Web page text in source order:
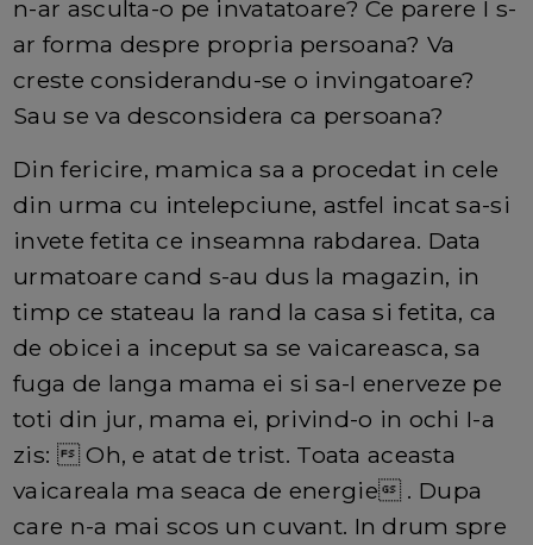
n-ar asculta-o pe invatatoare? Ce parere I s-
ar forma despre propria persoana? Va
creste considerandu-se o invingatoare?
Sau se va desconsidera ca persoana?
Din fericire, mamica sa a procedat in cele
din urma cu intelepciune, astfel incat sa-si
invete fetita ce inseamna rabdarea. Data
urmatoare cand s-au dus la magazin, in
timp ce stateau la rand la casa si fetita, ca
de obicei a inceput sa se vaicareasca, sa
fuga de langa mama ei si sa-I enerveze pe
toti din jur, mama ei, privind-o in ochi I-a
zis:  Oh, e atat de trist. Toata aceasta
vaicareala ma seaca de energie . Dupa
care n-a mai scos un cuvant. In drum spre